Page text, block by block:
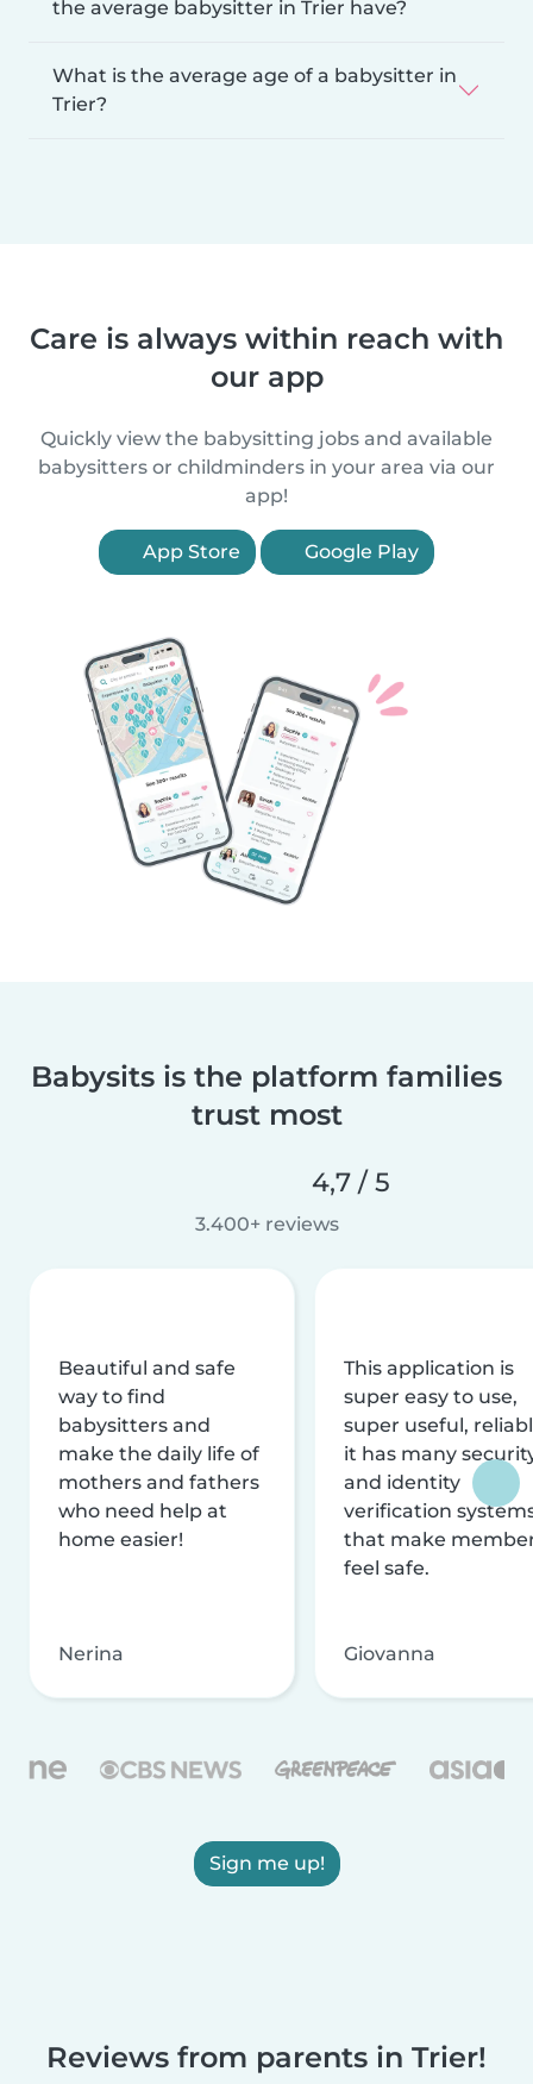
the average babysitter in Trier have?
What is the average age of a babysitter in
Trier?
Care is always within reach with
our app
Quickly view the babysitting jobs and available
babysitters or childminders in your area via our
app!
App Store Google Play
Babysits is the platform families
trust most
4,7 / 5
3.400+ reviews
Beautiful and safe
way to find
babysitters and
make the daily life of
mothers and fathers
who need help at
home easier!
Nerina
This application is
super easy to use,
super useful,
it has many
and identity
verification
that make
feel safe.
Giovanna
Sign me up!
Reviews from parents in Trier!